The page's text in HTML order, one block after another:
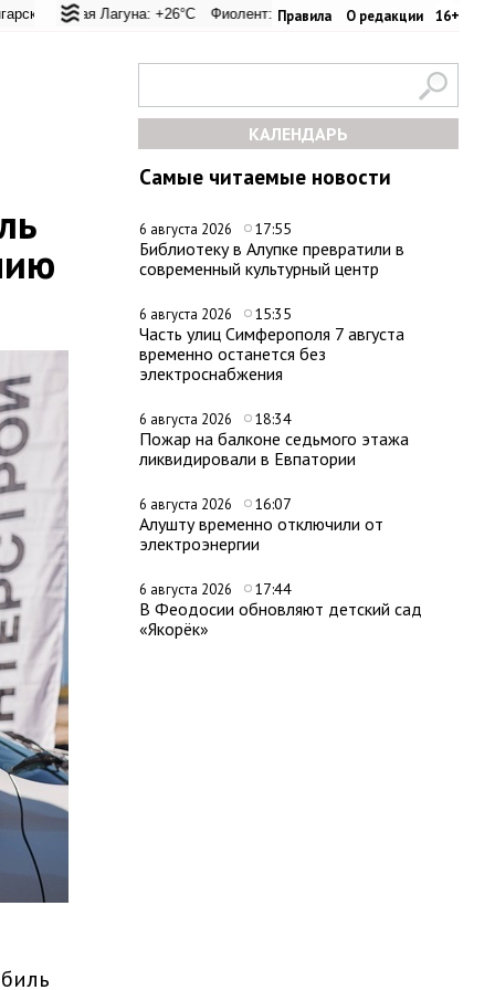
Правила О редакции 16+
Лагуна: +26°C Фиолент: +25.9°C Казачья бухта: +25.9°C
+21.1°C Евпатория: +24°C Керчь: +30.6°C Никитский сад:
КАЛЕНДАРЬ
Самые читаемые новости
6 августа 2026 17:55
Библиотеку в Алупке превратили в
современный культурный центр
6 августа 2026 15:35
Часть улиц Симферополя 7 августа
временно останется без
электроснабжения
6 августа 2026 18:34
Пожар на балконе седьмого этажа
ликвидировали в Евпатории
6 августа 2026 16:07
Алушту временно отключили от
электроэнергии
6 августа 2026 17:44
В Феодосии обновляют детский сад
«Якорёк»